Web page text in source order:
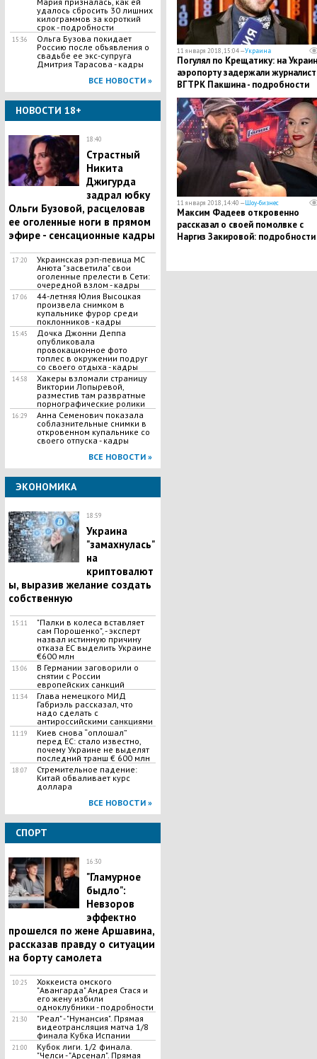
удалось сбросить 30 лишних
килограммов за короткий
срок - подробности
15:36
Ольга Бузова покидает
Россию после объявления о
свадьбе ее экс-супруга
Дмитрия Тарасова - кадры
ВСЕ НОВОСТИ »
НОВОСТИ 18+
18:40
Страстный
Никита
Джигурда
задрал юбку
Ольги Бузовой, расцеловав
ее оголенные ноги в прямом
эфире - сенсационные кадры
17:20
Украинская рэп-певица МС
Анюта "засветила" свои
оголенные прелести в Сети:
очередной взлом - кадры
17:06
44-летняя Юлия Высоцкая
произвела снимком в
купальнике фурор среди
поклонников - кадры
15:45
Дочка Джонни Деппа
опубликовала
провокационное фото
топлес в окружении подруг
со своего отдыха - кадры
14:58
Хакеры взломали страницу
Виктории Лопыревой,
разместив там развратные
порнографические ролики
16:29
Анна Семенович показала
соблазнительные снимки в
откровенном купальнике со
своего отпуска - кадры
ВСЕ НОВОСТИ »
ЭКОНОМИКА
18:59
Украина
"замахнулась"
на
криптовалют
ы, выразив желание создать
собственную
15:11
"Палки в колеса вставляет
сам Порошенко", - эксперт
назвал истинную причину
отказа ЕС выделить Украине
€600 млн
13:06
В Германии заговорили о
снятии с России
европейских санкций
11:34
Глава немецкого МИД
Габриэль рассказал, что
надо сделать с
антироссийскими санкциями
11:19
Киев снова “оплошал”
перед ЕС: стало известно,
почему Украине не выделят
последний транш € 600 млн
18:07
Стремительное падение:
Китай обваливает курс
доллара
ВСЕ НОВОСТИ »
СПОРТ
16:30
"Гламурное
быдло":
Невзоров
эффектно
прошелся по жене Аршавина,
рассказав правду о ситуации
на борту самолета
10:25
Хоккеиста омского
"Авангарда" Андрея Стася и
его жену избили
одноклубники - подробности
21:30
"Реал" - "Нумансия". Прямая
видеотрансляция матча 1/8
финала Кубка Испании
21:00
Кубок лиги. 1/2 финала.
"Челси - "Арсенал". Прямая
11 января 2018, 15:04 —Украина
Погулял по Крещатику: на
аэропорту задержали
ВГТРК Пакшина - подробности
11 января 2018, 14:40 —Шоу-бизнес
Максим Фадеев откровенно
рассказал о своей помолвке с
Наргиз Закировой: подробности